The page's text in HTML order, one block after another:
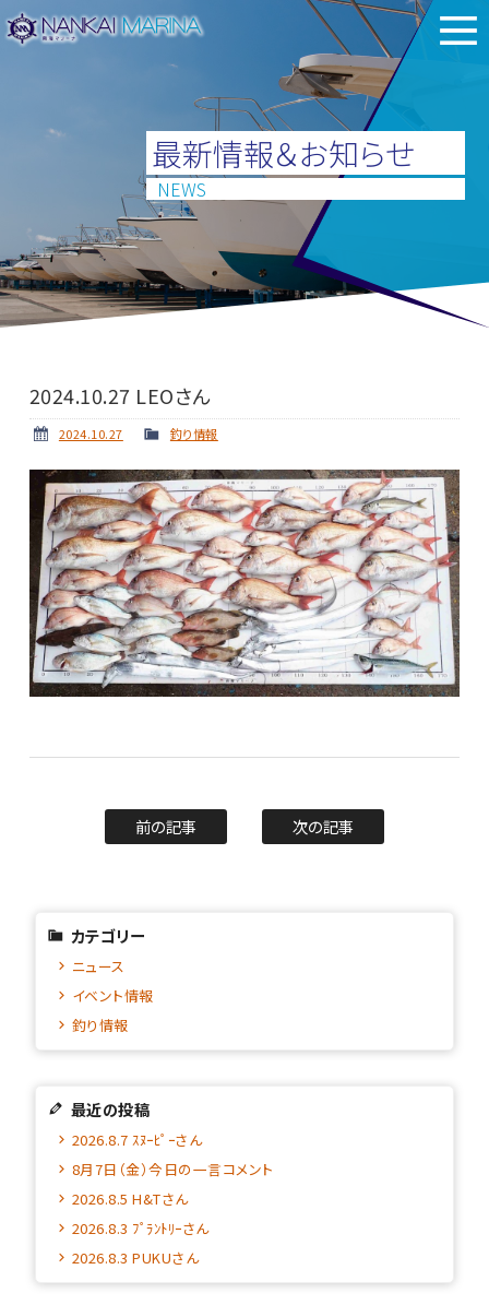
最新情報＆お知らせ
NEWS
2024.10.27 LEOさん
2024.10.27 釣り情報
前の記事 次の記事
カテゴリー
ニュース
イベント情報
釣り情報
最近の投稿
2026.8.7 ｽﾇｰﾋﾟｰさん
8月7日（金）今日の一言コメント
2026.8.5 H&Tさん
2026.8.3 ﾌﾟﾗﾝﾄﾘｰさん
2026.8.3 PUKUさん